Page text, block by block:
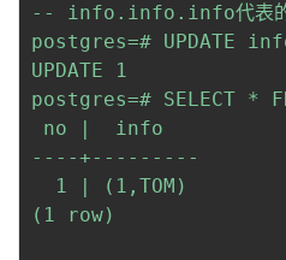
-- info.info.info代表的
postgres=# UPDATE
UPDATE 1
postgres=# SELECT *
no |  info
----+---------
  1 | (1,TOM)
(1 row)